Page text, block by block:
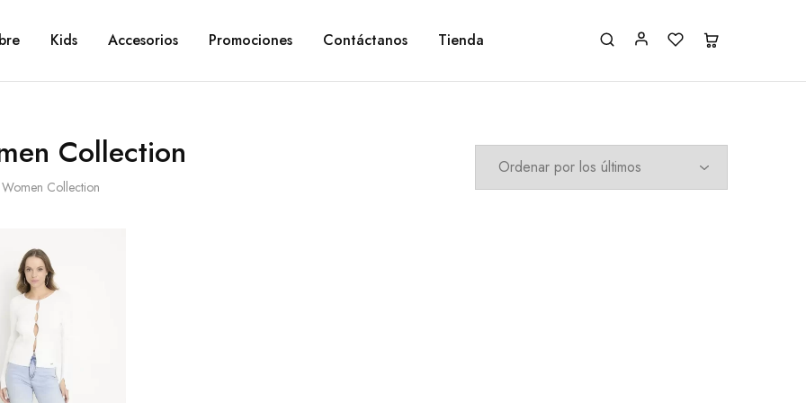
Kids Accesorios Promociones Contáctanos Tienda
Collection
Women Collection